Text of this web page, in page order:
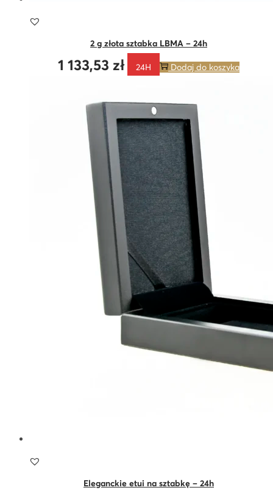
2 g złota sztabka LBMA – 24h
1 133,53 zł 24H Dodaj do koszyka
Eleganckie etui na sztabkę – 24h